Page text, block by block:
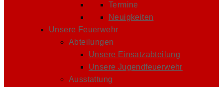
Termine
Neuigkeiten
Unsere Feuerwehr
Abteilungen
Unsere Einsatzabteilung
Unsere Jugendfeuerwehr
Ausstattung